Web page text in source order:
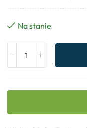
Na stanie